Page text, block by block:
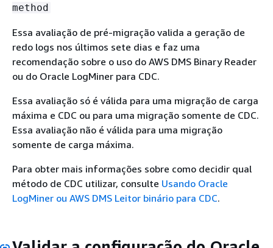
method
Essa avaliação de pré-migração valida a geração de
redo logs nos últimos sete dias e faz uma
recomendação sobre o uso do AWS DMS Binary Reader
ou do Oracle LogMiner para CDC.
Essa avaliação só é válida para uma migração de carga
máxima e CDC ou para uma migração somente de CDC.
Essa avaliação não é válida para uma migração
somente de carga máxima.
Para obter mais informações sobre como decidir qual
método de CDC utilizar, consulte Usando Oracle
LogMiner ou AWS DMS Leitor binário para CDC.